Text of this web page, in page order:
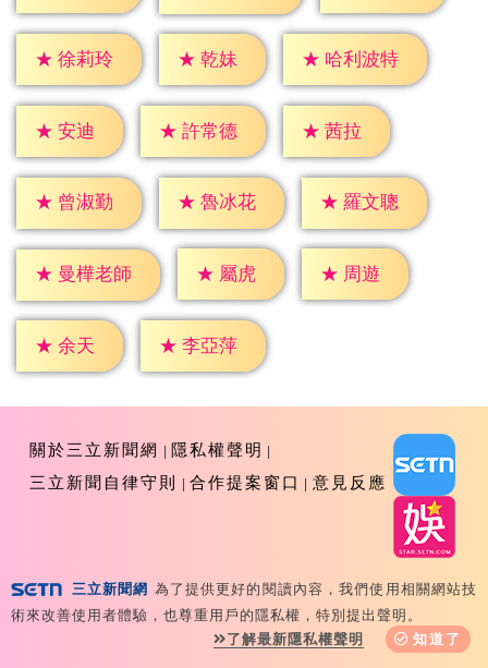
★ 徐莉玲 ★ 乾妹 ★ 哈利波特
★ 安迪 ★ 許常德 ★ 茜拉
★ 曾淑勤 ★ 魯冰花 ★ 羅文聰
★ 曼樺老師 ★ 屬虎 ★ 周遊
★ 余天 ★ 李亞萍
關於三立新聞網
隱私權聲明
三立新聞自律守則
合作提案窗口 意見反應
Copyright ©2026 Sanlih E-Television All Rights
Reserved 版權所有 盜用必究 台北市內湖區舊宗路一段159
號 02-8792-8888
三立新聞網 為了提供更好的閱讀內容，我們使用相關網站技
術來改善使用者體驗，也尊重用戶的隱私權，特別提出聲明。
了解最新隱私權聲明
知道了